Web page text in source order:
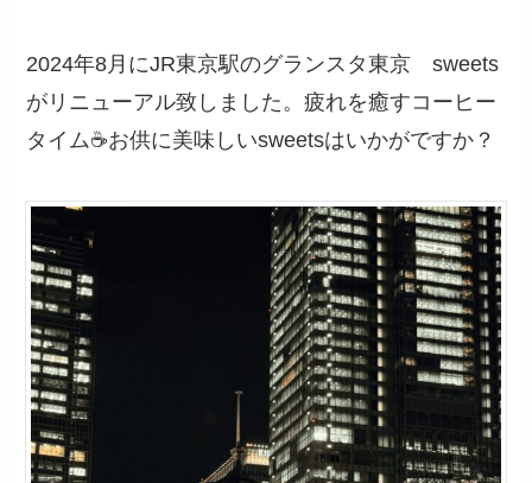
2024年8月にJR東京駅のグランスタ東京 sweets
がリニューアル致しました。疲れを癒すコーヒー
タイム☕️お供に美味しいsweetsはいかがですか？